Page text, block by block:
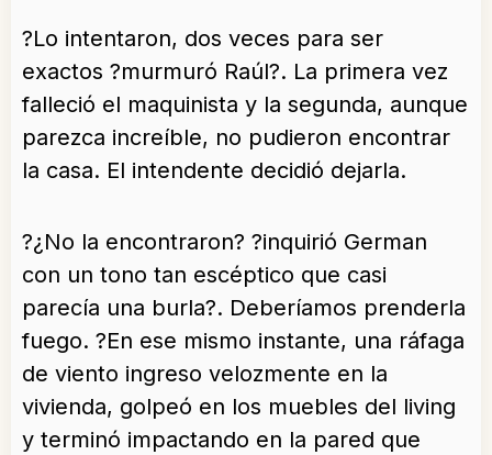
?Lo intentaron, dos veces para ser
exactos ?murmuró Raúl?. La primera vez
falleció el maquinista y la segunda, aunque
parezca increíble, no pudieron encontrar
la casa. El intendente decidió dejarla.
?¿No la encontraron? ?inquirió German
con un tono tan escéptico que casi
parecía una burla?. Deberíamos prenderla
fuego. ?En ese mismo instante, una ráfaga
de viento ingreso velozmente en la
vivienda, golpeó en los muebles del living
y terminó impactando en la pared que